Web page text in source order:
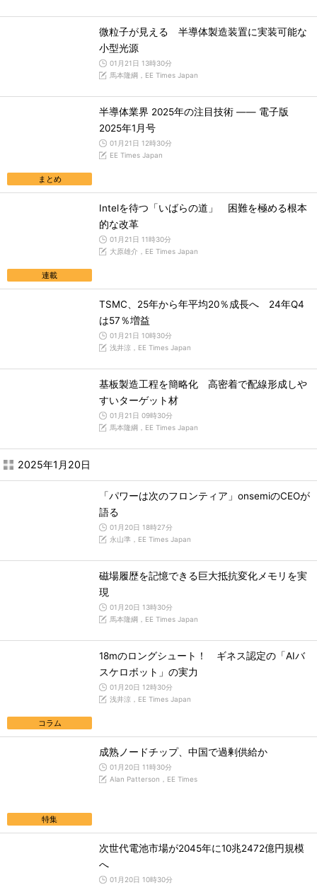
微粒子が見える 半導体製造装置に実装可能な
小型光源
01月21日 13時30分
馬本隆綱，EE Times Japan
まとめ
半導体業界 2025年の注目技術 ―― 電子版
2025年1月号
01月21日 12時30分
EE Times Japan
連載
Intelを待つ「いばらの道」 困難を極める根本
的な改革
01月21日 11時30分
大原雄介，EE Times Japan
TSMC、25年から年平均20％成長へ 24年Q4
は57％増益
01月21日 10時30分
浅井涼，EE Times Japan
基板製造工程を簡略化 高密着で配線形成しや
すいターゲット材
01月21日 09時30分
馬本隆綱，EE Times Japan
2025年1月20日
「パワーは次のフロンティア」onsemiのCEOが
語る
01月20日 18時27分
永山準，EE Times Japan
磁場履歴を記憶できる巨大抵抗変化メモリを実
現
01月20日 13時30分
馬本隆綱，EE Times Japan
コラム
18mのロングシュート！ ギネス認定の「AIバ
スケロボット」の実力
01月20日 12時30分
浅井涼，EE Times Japan
特集
成熟ノードチップ、中国で過剰供給か
01月20日 11時30分
Alan Patterson，EE Times
次世代電池市場が2045年に10兆2472億円規模
へ
01月20日 10時30分